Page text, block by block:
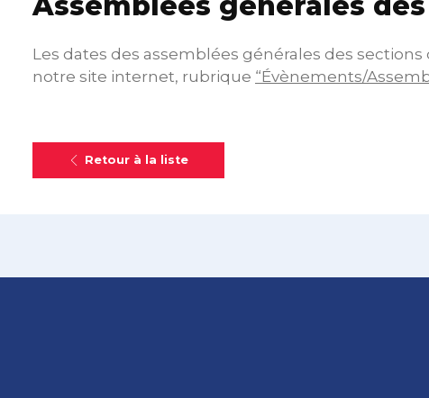
Les dates des assemblées générales des sections
notre site internet, rubrique “Évènements/
Retour à la liste